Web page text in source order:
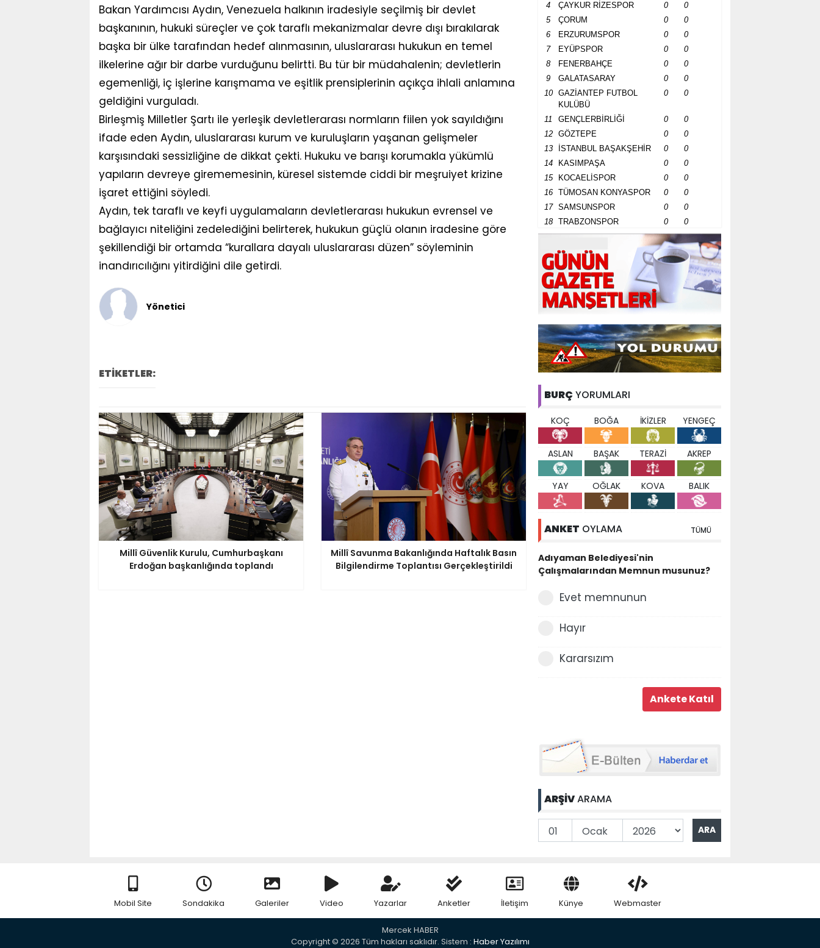
Bakan Yardımcısı Aydın, Venezuela halkının iradesiyle seçilmiş bir devlet
başkanının, hukuki süreçler ve çok taraflı mekanizmalar devre dışı bırakılarak
başka bir ülke tarafından hedef alınmasının, uluslararası hukukun en temel
ilkelerine ağır bir darbe vurduğunu belirtti. Bu tür bir müdahalenin; devletlerin
egemenliği, iç işlerine karışmama ve eşitlik prensiplerinin açıkça ihlali anlamına
geldiğini vurguladı.
Birleşmiş Milletler Şartı ile yerleşik devletlerarası normların fiilen yok sayıldığını
ifade eden Aydın, uluslararası kurum ve kuruluşların yaşanan gelişmeler
karşısındaki sessizliğine de dikkat çekti. Hukuku ve barışı korumakla yükümlü
yapıların devreye girememesinin, küresel sistemde ciddi bir meşruiyet krizine
işaret ettiğini söyledi.
Aydın, tek taraflı ve keyfi uygulamaların devletlerarası hukukun evrensel ve
bağlayıcı niteliğini zedelediğini belirterek, hukukun güçlü olanın iradesine göre
şekillendiği bir ortamda “kurallara dayalı uluslararası düzen” söyleminin
inandırıcılığını yitirdiğini dile getirdi.
Yönetici
ETİKETLER:
Millî Güvenlik Kurulu, Cumhurbaşkanı
Erdoğan başkanlığında toplandı
Millî Savunma Bakanlığında Haftalık Basın
Bilgilendirme Toplantısı Gerçekleştirildi
4 ÇAYKUR RİZESPOR 0
0
5
ÇORUM 0
0
6
ERZURUMSPOR 0
0
7
EYÜPSPOR 0
0
8
FENERBAHÇE 0
0
9
GALATASARAY 0
0
10
GAZİANTEP FUTBOL
KULÜBÜ
0 0
11 GENÇLERBİRLİĞİ 0
0
12
GÖZTEPE 0
0
13
İSTANBUL BAŞAKŞEHİR 0
0
14
KASIMPAŞA 0
0
15
KOCAELİSPOR 0
0
16
TÜMOSAN KONYASPOR 0
0
17
SAMSUNSPOR 0
0
18
TRABZONSPOR 0 0
BURÇ YORUMLARI
KOÇ BOĞA İKİZLER YENGEÇ
ASLAN BAŞAK TERAZİ AKREP
YAY OĞLAK KOVA BALIK
ANKET OYLAMA TÜMÜ
Adıyaman Belediyesi'nin
Çalışmalarından Memnun musunuz?
Evet memnunun
Hayır
Kararsızım
ARŞİVARAMA
Mobil Site Sondakika Galeriler Video Yazarlar Anketler İletişim Künye Webmaster
Mercek HABER
Copyright © 2026 Tüm hakları saklıdır. Sistem : Haber Yazılımı